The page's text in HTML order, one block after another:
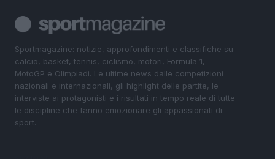
Sportmagazine: notizie, approfondimenti e classifiche su
calcio, basket, tennis, ciclismo, motori, Formula 1,
MotoGP e Olimpiadi. Le ultime news dalle competizioni
nazionali e internazionali, gli highlight delle partite, le
interviste ai protagonisti e i risultati in tempo reale di tutte
le discipline che fanno emozionare gli appassionati di
sport.